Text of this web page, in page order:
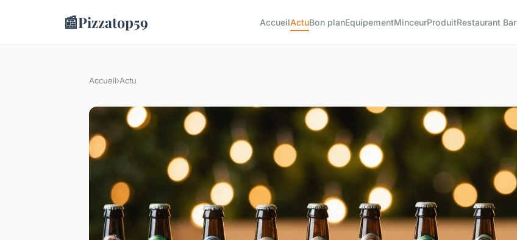
📰Pizzatop59 AccueilActuBon planEquipementMinceurProduitRestaurant Bar
Accueil›Actu